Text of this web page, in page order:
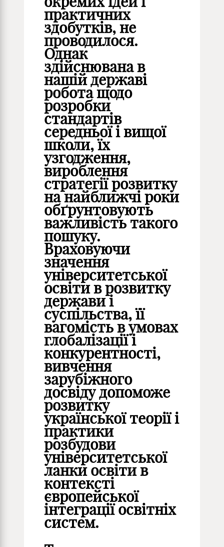
практичних
здобутків, не
проводилося.
Однак
здійснювана в
нашій державі
робота щодо
розробки
стандартів
середньої і вищої
школи, їх
узгодження,
вироблення
стратегії розвитку
на найближчі роки
обґрунтовують
важливість такого
пошуку.
Враховуючи
значення
університетської
освіти в розвитку
держави і
суспільства, її
вагомість в умовах
глобалізації і
конкурентності,
вивчення
зарубіжного
досвіду допоможе
розвитку
української теорії і
практики
розбудови
університетської
ланки освіти в
контексті
європейської
інтеграції освітніх
систем.